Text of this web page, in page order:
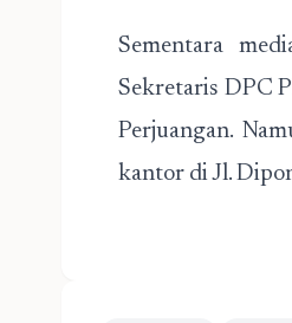
Sementara
Sekretaris DPC
Perjuangan.
kantor di Jl.